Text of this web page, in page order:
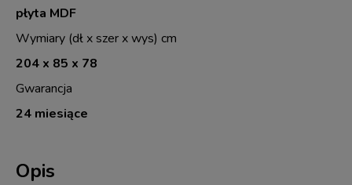
Opis
płyta MDF
Wymiary (dł x szer x wys) cm
204 x 85 x 78
Gwarancja
24 miesiące